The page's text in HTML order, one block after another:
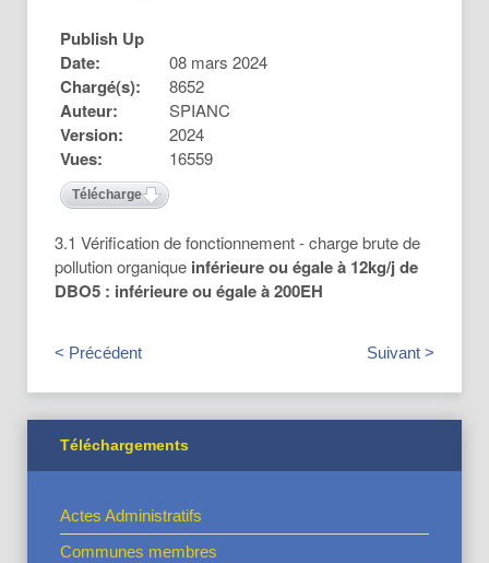
Publish Up
Date:
08 mars 2024
Chargé(s): 8652
Auteur: SPIANC
Version: 2024
Vues: 16559
Télécharger
3.1 Vérification de fonctionnement - charge brute de
pollution organique inférieure ou égale à 12kg/j de
DBO5 : inférieure ou égale à 200EH
< Précédent Suivant >
Téléchargements
Actes Administratifs
Communes membres